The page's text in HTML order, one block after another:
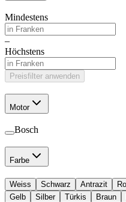
Mindestens
–
Höchstens
Preisfilter anwenden
Motor
Bosch
Farbe
Weiss Schwarz Antrazit
Gelb
Silber Türkis Braun